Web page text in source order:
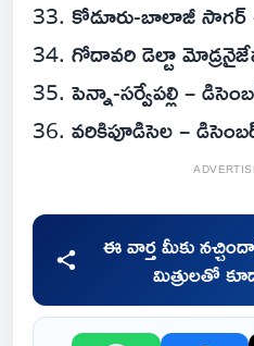
33. కోడూరు-బాలాజీ సాగర్
34. గోదావరి డెల్టా
35. పెన్నా-సర్వేపల్లి –
36. వరికిపూడిసెల –
ఈ వార్త మీకు
మిత్రులతో